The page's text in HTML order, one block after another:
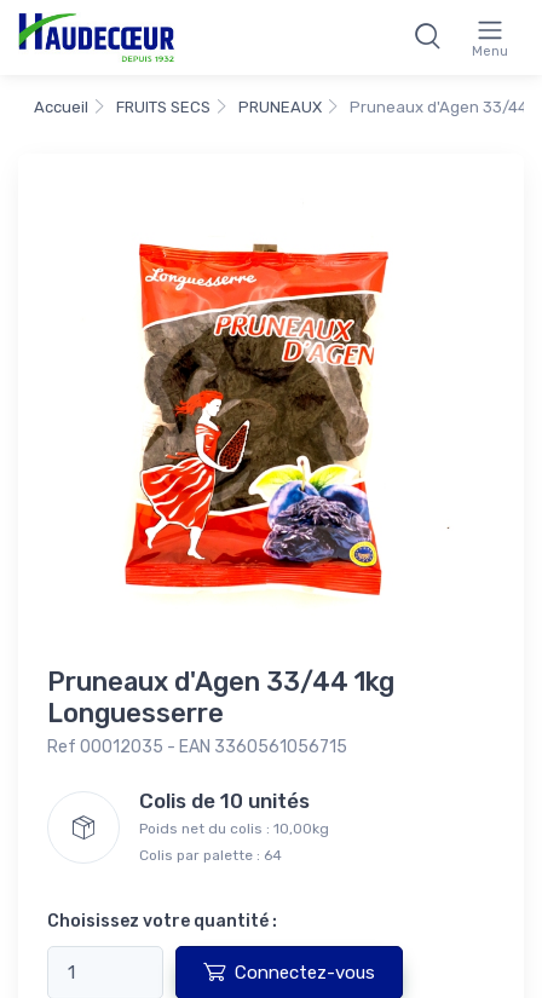
Menu
Accueil FRUITS SECS PRUNEAUX Pruneaux d'Agen 33/44
Pruneaux d'Agen 33/44 1kg
Longuesserre
Ref 00012035 - EAN 3360561056715
Colis de 10 unités
Poids net du colis : 10,00kg
Colis par palette : 64
Choisissez votre quantité :
Connectez-vous